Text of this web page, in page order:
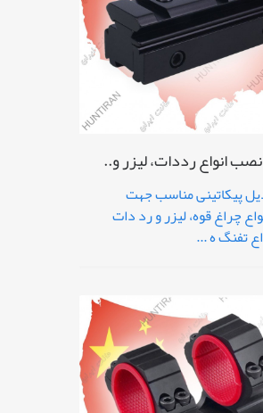
انواع رددات، لیزر و..
پیکاتینی مناسب جهت
چراغ قوه، لیزر و رد دات
تفنگ ه ...